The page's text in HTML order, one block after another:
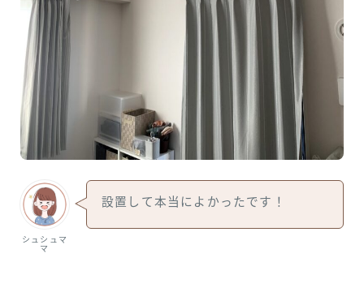
シュシュマ
マ
設置して本当によかったです！